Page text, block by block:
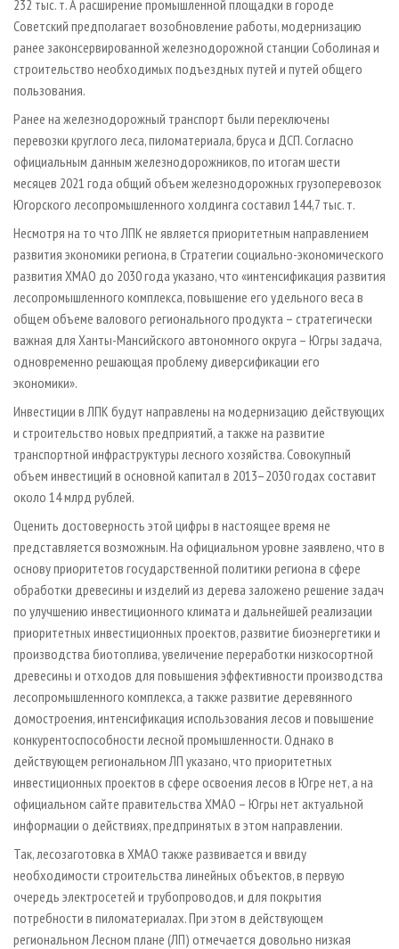
232 тыс. т. А расширение промышленной площадки в городе
Советский предполагает возобновление работы, модернизацию
ранее законсервированной железнодорожной станции Соболиная и
строительство необходимых подъездных путей и путей общего
пользования.
Ранее на железнодорожный транспорт были переключены
перевозки круглого леса, пиломатериала, бруса и ДСП. Согласно
официальным данным железнодорожников, по итогам шести
месяцев 2021 года общий объем железнодорожных грузоперевозок
Югорского лесопромышленного холдинга составил 144,7 тыс. т.
Несмотря на то что ЛПК не является приоритетным направлением
развития экономики региона, в Стратегии социально-экономического
развития ХМАО до 2030 года указано, что «интенсификация развития
лесопромышленного комплекса, повышение его удельного веса в
общем объеме валового регионального продукта – стратегически
важная для Ханты-Мансийского автономного округа – Югры задача,
одновременно решающая проблему диверсификации его
экономики».
Инвестиции в ЛПК будут направлены на модернизацию действующих
и строительство новых предприятий, а также на развитие
транспортной инфраструктуры лесного хозяйства. Совокупный
объем инвестиций в основной капитал в 2013–2030 годах составит
около 14 млрд рублей.
Оценить достоверность этой цифры в настоящее время не
представляется возможным. На официальном уровне заявлено, что в
основу приоритетов государственной политики региона в сфере
обработки древесины и изделий из дерева заложено решение задач
по улучшению инвестиционного климата и дальнейшей реализации
приоритетных инвестиционных проектов, развитие биоэнергетики и
производства биотоплива, увеличение переработки низкосортной
древесины и отходов для повышения эффективности производства
лесопромышленного комплекса, а также развитие деревянного
домостроения, интенсификация использования лесов и повышение
конкурентоспособности лесной промышленности. Однако в
действующем региональном ЛП указано, что приоритетных
инвестиционных проектов в сфере освоения лесов в Югре нет, а на
официальном сайте правительства ХМАО – Югры нет актуальной
информации о действиях, предпринятых в этом направлении.
Так, лесозаготовка в ХМАО также развивается и ввиду
необходимости строительства линейных объектов, в первую
очередь электросетей и трубопроводов, и для покрытия
потребности в пиломатериалах. При этом в действующем
региональном Лесном плане (ЛП) отмечается довольно низкая